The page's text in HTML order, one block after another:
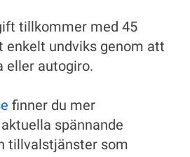
tillkommer med 45
enkelt undviks genom att
eller autogiro.
finner du mer
spännande
tillvalstjänster som